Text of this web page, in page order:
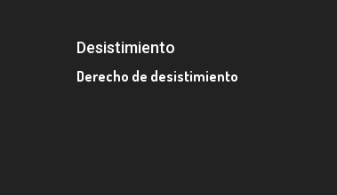
Desistimiento
Derecho de desistimiento